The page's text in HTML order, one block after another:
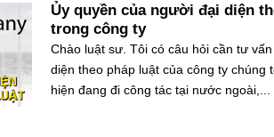
Ủy quyền của người đại diện
trong công ty
Chào luật sư. Tôi có câu hỏi cần tư
diện theo pháp luật của công ty chúng
hiện đang đi công tác tại nước ngoài,...